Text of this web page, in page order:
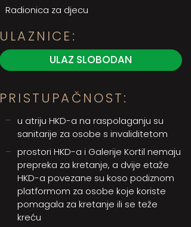
Radionica za djecu
ULAZNICE:
ULAZ SLOBODAN
PRISTUPAČNOST:
u atriju HKD-a na raspolaganju su
sanitarije za osobe s invaliditetom
prostori HKD-a i Galerije Kortil nemaju
prepreka za kretanje, a dvije etaže
HKD-a povezane su koso podiznom
platformom za osobe koje koriste
pomagala za kretanje ili se teže
kreću